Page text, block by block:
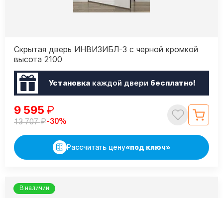
Скрытая дверь ИНВИЗИБЛ-3 с черной кромкой
высота 2100
Установкакаждой двери бесплатно!
9 595 ₽
13 707₽-30%
Рассчитать цену«под ключ»
В наличии